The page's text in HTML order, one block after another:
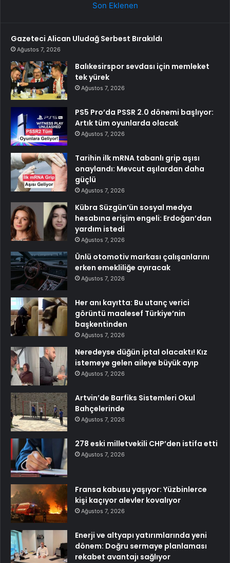
Son Eklenen
Gazeteci Alican Uludağ Serbest Bırakıldı
Ağustos 7, 2026
Balıkesirspor sevdası için memleket
tek yürek
Ağustos 7, 2026
PS5 Pro’da PSSR 2.0 dönemi başlıyor:
Artık tüm oyunlarda olacak
Ağustos 7, 2026
Tarihin ilk mRNA tabanlı grip aşısı
onaylandı: Mevcut aşılardan daha
güçlü
Ağustos 7, 2026
Kübra Süzgün’ün sosyal medya
hesabına erişim engeli: Erdoğan’dan
yardım istedi
Ağustos 7, 2026
Ünlü otomotiv markası çalışanlarını
erken emekliliğe ayıracak
Ağustos 7, 2026
Her anı kayıtta: Bu utanç verici
görüntü maalesef Türkiye’nin
başkentinden
Ağustos 7, 2026
Neredeyse düğün iptal olacaktı! Kız
istemeye gelen aileye büyük ayıp
Ağustos 7, 2026
Artvin’de Barfiks Sistemleri Okul
Bahçelerinde
Ağustos 7, 2026
278 eski milletvekili CHP’den istifa etti
Ağustos 7, 2026
Fransa kabusu yaşıyor: Yüzbinlerce
kişi kaçıyor alevler kovalıyor
Ağustos 7, 2026
Enerji ve altyapı yatırımlarında yeni
dönem: Doğru sermaye planlaması
rekabet avantajı sağlıyor